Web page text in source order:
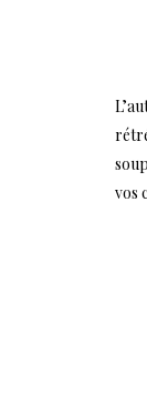
vos